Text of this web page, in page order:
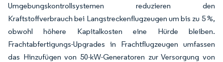
Umgebungskontrollsystemen reduzieren den
Kraftstoffverbrauch bei Langstreckenflugzeugen um bis zu 5 %,
obwohl höhere Kapitalkosten eine Hürde bleiben.
Frachtabfertigungs-Upgrades in Frachtflugzeugen umfassen
das Hinzufügen von 50-kW-Generatoren zur Versorgung von